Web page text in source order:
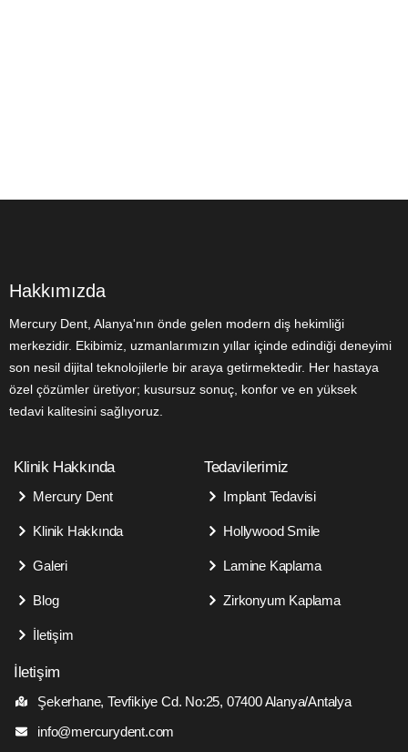
Hakkımızda
Mercury Dent, Alanya'nın önde gelen modern diş hekimliği
merkezidir. Ekibimiz, uzmanlarımızın yıllar içinde edindiği deneyimi
son nesil dijital teknolojilerle bir araya getirmektedir. Her hastaya
özel çözümler üretiyor; kusursuz sonuç, konfor ve en yüksek
tedavi kalitesini sağlıyoruz.
Klinik Hakkında
Mercury Dent
Klinik Hakkında
Galeri
Blog
İletişim
Tedavilerimiz
Implant Tedavisi
Hollywood Smile
Lamine Kaplama
Zirkonyum Kaplama
İletişim
Şekerhane, Tevfikiye Cd. No:25, 07400 Alanya/Antalya
info@mercurydent.com